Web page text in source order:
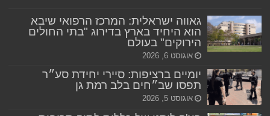
גאווה ישראלית: המרכז הרפואי שיבא
הוא היחיד בארץ בדירוג "בתי החולים
הירוקים" בעולם
אוגוסט 6, 2026
יומיים ברציפות: סיירי יחידת סע״ר
תפסו שב״חים בלב רמת גן
אוגוסט 5, 2026